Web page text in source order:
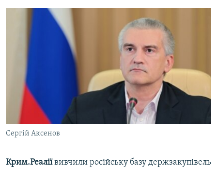
Сергій Аксенов
Крим.Реаліївивчили російську базу держзакупівель